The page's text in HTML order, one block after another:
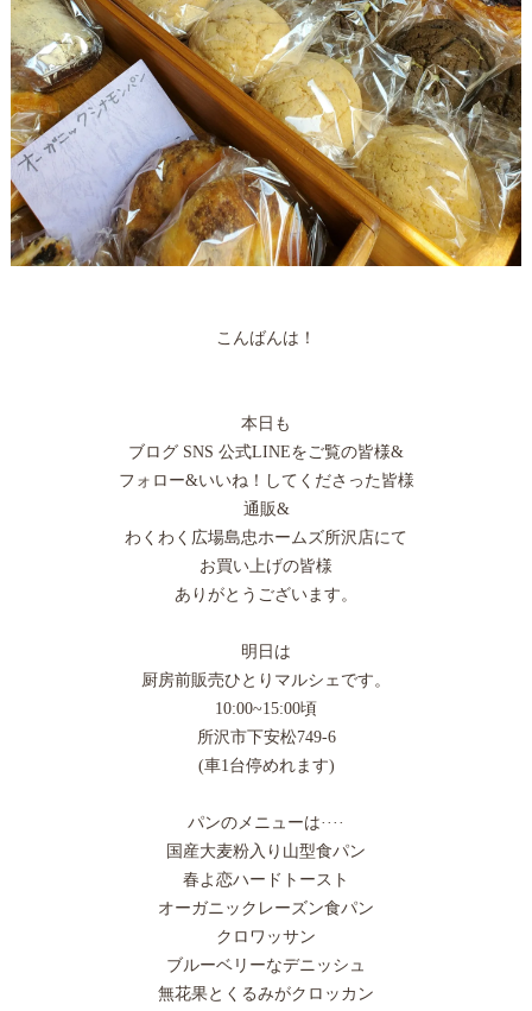
こんばんは！
本日も
ブログ SNS 公式LINEをご覧の皆様&
フォロー&いいね！してくださった皆様
通販&
わくわく広場島忠ホームズ所沢店にて
お買い上げの皆様
ありがとうございます。
明日は
厨房前販売ひとりマルシェです。
10:00~15:00頃
所沢市下安松749-6
(車1台停めれます)
パンのメニューは····
国産大麦粉入り山型食パン
春よ恋ハードトースト
オーガニックレーズン食パン
クロワッサン
ブルーベリーなデニッシュ
無花果とくるみがクロッカン